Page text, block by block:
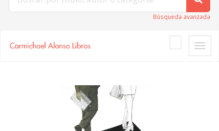
Búsqueda avanzada
Toggle